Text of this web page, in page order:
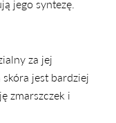
jego syntezę.
za jej
jest bardziej
zmarszczek i